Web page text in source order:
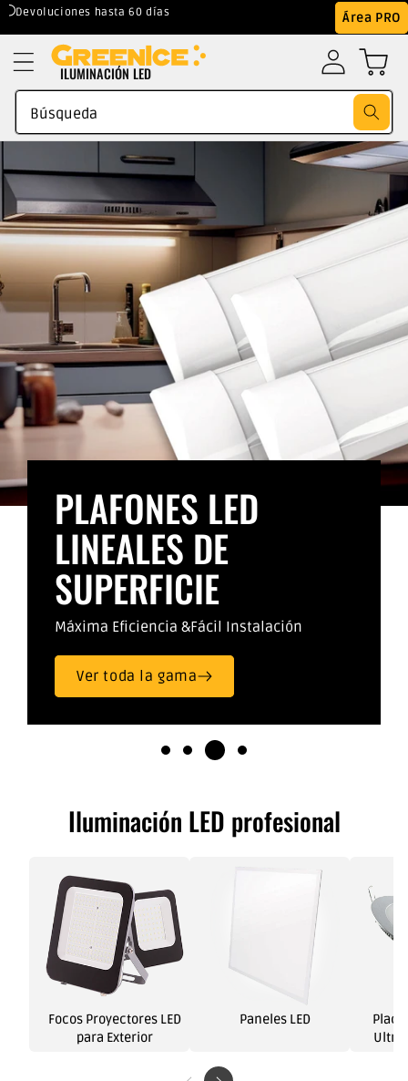
directamente
al contenido
Mejor Precio Garantizado Área PRO
ILUMINACIÓN LED
Búsqueda
PLAFONES LED
LINEALES DE
SUPERFICIE
Máxima Eficiencia &Fácil Instalación
Ver toda la gama
Iluminación LED profesional
Focos Proyectores LED
para Exterior
Paneles LED